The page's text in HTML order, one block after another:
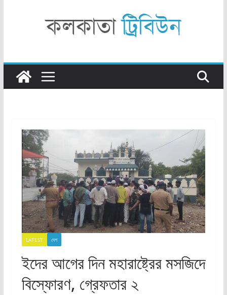
LATEST দেশ
ইদের আগের দিন মহারাষ্ট্রের মসজিদে
বিস্ফোরণ, গ্রেফতার ২